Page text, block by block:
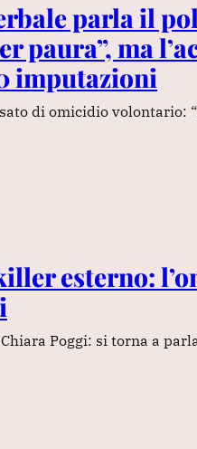
parla il
paura”, ma
imputazioni
di omicidio volontario:
esterno:
Poggi: si torna a